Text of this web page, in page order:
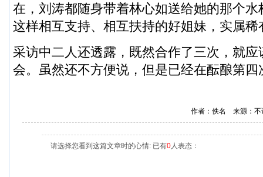
在，刘涛都随身带着林心如送给她的那个
这样相互支持、相互扶持的好姐妹，实属稀
采访中二人还透露，既然合作了三次，就
会。虽然还不方便说，但是已经在酝酿第四
作者：佚名 来源：
请选择您看到这篇文章时的心情: 已有0人表态：